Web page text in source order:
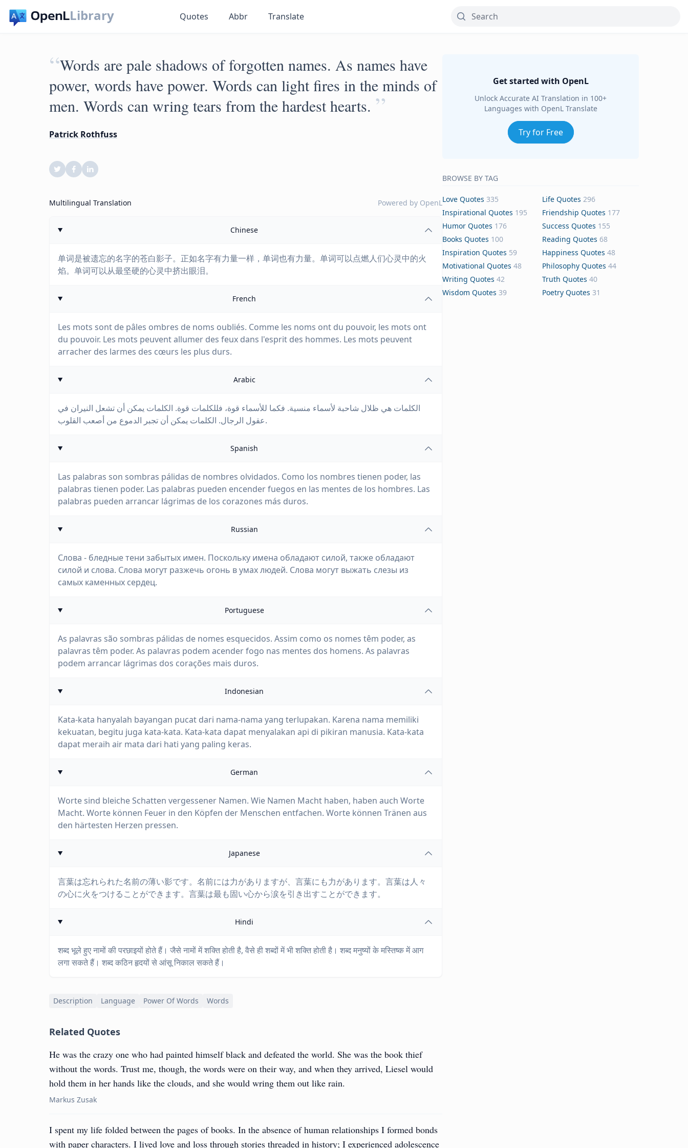
Library Quotes Abbr Translate
“Words are pale shadows of forgotten names. As names have
power, words have power. Words can light fires in the minds of
men. Words can wring tears from the hardest hearts. ”
Patrick Rothfuss
Multilingual Translation Powered by OpenL
Chinese
单词是被遗忘的名字的苍白影子。正如名字有力量一样，单词也有力量。单词可以点燃人们心灵中的火
焰。单词可以从最坚硬的心灵中挤出眼泪。
French
Les mots sont de pâles ombres de noms oubliés. Comme les noms ont du pouvoir, les mots ont
du pouvoir. Les mots peuvent allumer des feux dans l'esprit des hommes. Les mots peuvent
arracher des larmes des cœurs les plus durs.
Arabic
الكلمات هي ظلال شاحبة لأسماء منسية. فكما للأسماء قوة، فللكلمات قوة. الكلمات يمكن أن تشعل النيران في
عقول الرجال. الكلمات يمكن أن تجبر الدموع من أصعب القلوب.
Spanish
Las palabras son sombras pálidas de nombres olvidados. Como los nombres tienen poder, las
palabras tienen poder. Las palabras pueden encender fuegos en las mentes de los hombres. Las
palabras pueden arrancar lágrimas de los corazones más duros.
Russian
Слова - бледные тени забытых имен. Поскольку имена обладают силой, также обладают
силой и слова. Слова могут разжечь огонь в умах людей. Слова могут выжать слезы из
самых каменных сердец.
Portuguese
As palavras são sombras pálidas de nomes esquecidos. Assim como os nomes têm poder, as
palavras têm poder. As palavras podem acender fogo nas mentes dos homens. As palavras
podem arrancar lágrimas dos corações mais duros.
Indonesian
Kata-kata hanyalah bayangan pucat dari nama-nama yang terlupakan. Karena nama memiliki
kekuatan, begitu juga kata-kata. Kata-kata dapat menyalakan api di pikiran manusia. Kata-kata
dapat meraih air mata dari hati yang paling keras.
German
Worte sind bleiche Schatten vergessener Namen. Wie Namen Macht haben, haben auch Worte
Macht. Worte können Feuer in den Köpfen der Menschen entfachen. Worte können Tränen aus
den härtesten Herzen pressen.
Japanese
言葉は忘れられた名前の薄い影です。名前には力がありますが、言葉にも力があります。言葉は人々
の心に火をつけることができます。言葉は最も固い心から涙を引き出すことができます。
Hindi
शब्द भूले हुए नामों की परछाइयों होते हैं। जैसे नामों में शक्ति होती है, वैसे ही शब्दों में भी शक्ति होती है। शब्द मनुष्यों के मस्तिष्क में आग
लगा सकते हैं। शब्द कठिन हृदयों से आंसू निकाल सकते हैं।
Description Language Power Of Words Words
Related Quotes
He was the crazy one who had painted himself black and defeated the world. She was the book thief
without the words. Trust me, though, the words were on their way, and when they arrived, Liesel would
hold them in her hands like the clouds, and she would wring them out like rain.
Markus Zusak
I spent my life folded between the pages of books. In the absence of human relationships I formed bonds
with paper characters. I lived love and loss through stories threaded in history; I experienced adolescence
Get started with OpenL
Unlock Accurate AI Translation in 100+
Languages with OpenL Translate
Try for Free
BROWSE BY TAG
Love Quotes 335 Life Quotes 296
Inspirational Quotes 195 Friendship Quotes 177
Humor Quotes 176 Success Quotes 155
Books Quotes 100 Reading Quotes 68
Inspiration Quotes 59 Happiness Quotes 48
Motivational Quotes 48 Philosophy Quotes 44
Writing Quotes 42 Truth Quotes 40
Wisdom Quotes 39 Poetry Quotes 31